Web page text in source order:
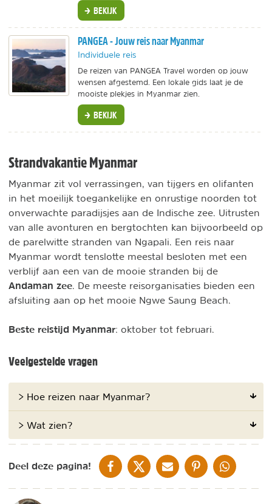
BEKIJK
PANGEA - Jouw reis naar Myanmar
Individuele reis
De reizen van PANGEA Travel worden op jouw
wensen afgestemd. Een lokale gids laat je de
mooiste plekjes in Myanmar zien.
BEKIJK
Strandvakantie Myanmar
Myanmar zit vol verrassingen, van tijgers en olifanten
in het moeilijk toegankelijke en onrustige noorden tot
onverwachte paradijsjes aan de Indische zee. Uitrusten
van alle avonturen en bergtochten kan bijvoorbeeld op
de parelwitte stranden van Ngapali. Een reis naar
Myanmar wordt tenslotte meestal besloten met een
verblijf aan een van de mooie stranden bij de
Andaman zee. De meeste reisorganisaties bieden een
afsluiting aan op het mooie Ngwe Saung Beach.
Beste reistijd Myanmar: oktober tot februari.
Veelgestelde vragen
> Hoe reizen naar Myanmar?
> Wat zien?
Deel deze pagina! DELEN OP FACEBOOK
DELEN OP XDELEN VIA DE MAIL
DELEN OP PINTEREST
DELEN OP